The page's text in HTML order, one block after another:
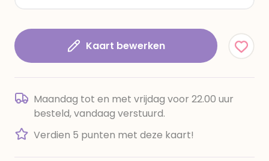
Kaart bewerken
Maandag tot en met vrijdag voor 22.00 uur
besteld, vandaag verstuurd.
Verdien 5 punten met deze kaart!